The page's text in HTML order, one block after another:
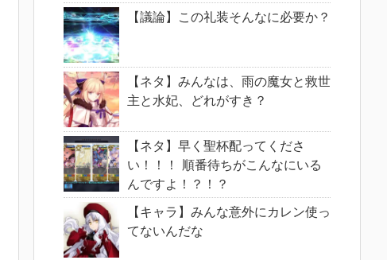
【議論】この礼装そんなに必要か？
【ネタ】みんなは、雨の魔女と救世
主と水妃、どれがすき？
【ネタ】早く聖杯配ってくださ
い！！！ 順番待ちがこんなにいる
んですよ！？！？
【キャラ】みんな意外にカレン使っ
てないんだな